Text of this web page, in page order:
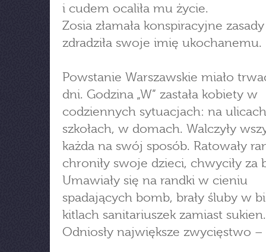
i cudem ocaliła mu życie.
Zosia złamała konspiracyjne
zdradziła swoje imię ukochanemu.
Powstanie Warszawskie miało
dni. Godzina „W” zastała kobiety w
codziennych sytuacjach: na
szkołach, w domach. Walczyły
każda na swój sposób. Ratowały
chroniły swoje dzieci, chwyciły za
Umawiały się na randki w cieniu
spadających bomb, brały śluby w
kitlach sanitariuszek zamiast sukien.
Odniosły największe zwycięstwo –